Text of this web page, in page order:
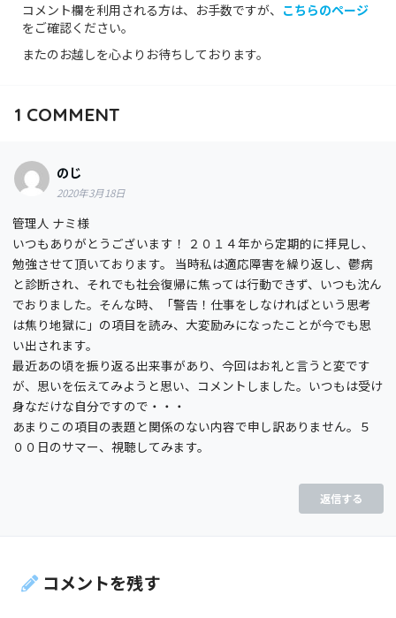
コメント欄を利用される方は、お手数ですが、 こちらのページ
をご確認ください。
またのお越しを心よりお待ちしております。
1 COMMENT
のじ
2020年3月18日
管理人 ナミ様
いつもありがとうございます！ ２０１４年から定期的に拝見し、
勉強させて頂いております。 当時私は適応障害を繰り返し、鬱病
と診断され、それでも社会復帰に焦っては行動できず、いつも沈ん
でおりました。そんな時、「警告！仕事をしなければという思考
は焦り地獄に」の項目を読み、大変励みになったことが今でも思
い出されます。
最近あの頃を振り返る出来事があり、今回はお礼と言うと変です
が、思いを伝えてみようと思い、コメントしました。いつもは受け
身なだけな自分ですので・・・
あまりこの項目の表題と関係のない内容で申し訳ありません。５
００日のサマー、視聴してみます。
返信する
コメントを残す